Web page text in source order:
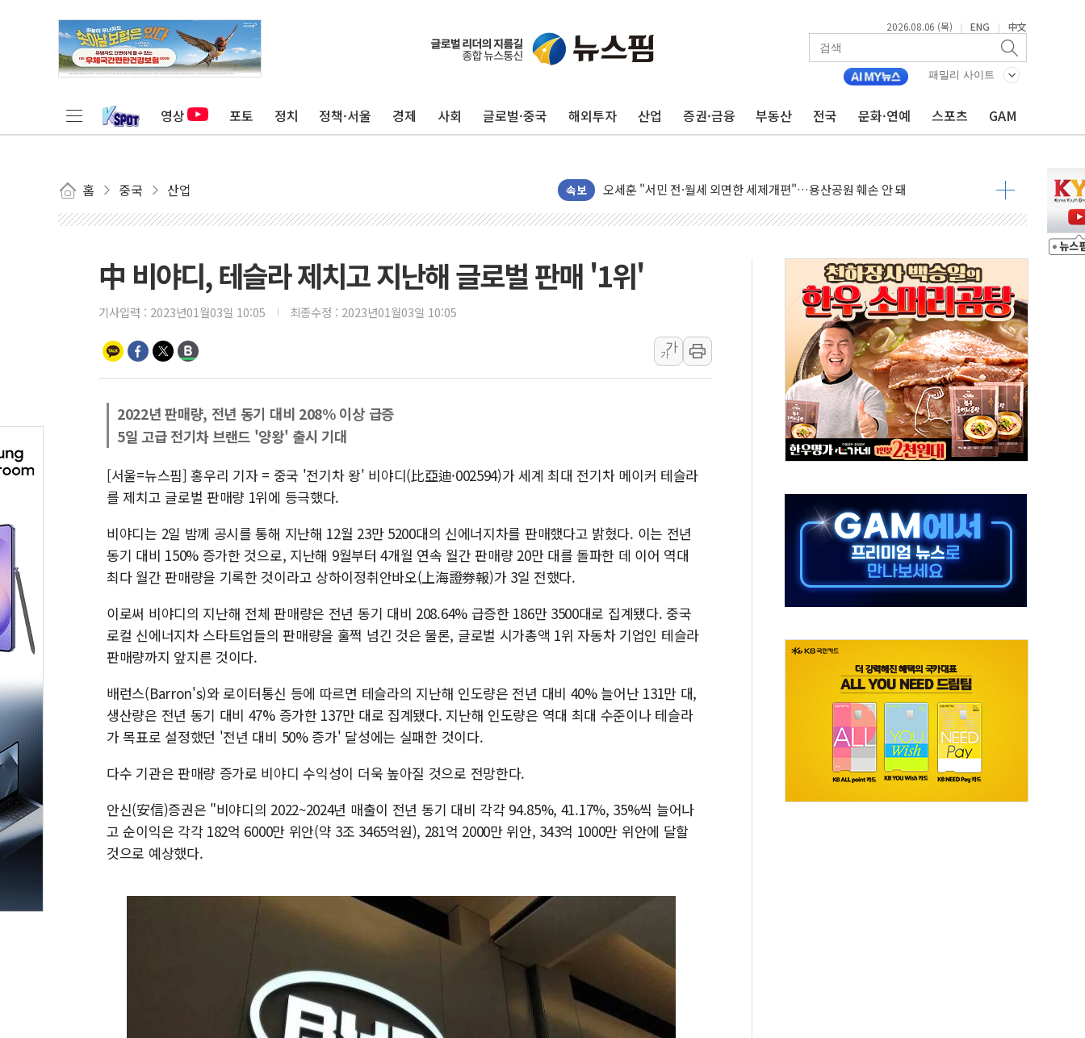
2026.08.06 (목) | ENG | 中文
패밀리 사이트
영상 포토 정치 정책·서울 경제 사회 글로벌·중국 해외투자 산업 증권·금융 부동산 전국 문화·연예 스포츠 GAM
홈 중국 산업 속보
[뉴스핌 이 시각 PICK] 李 "40도 폭염, 외신에서나 보던 일" 外
LG전자, IFA 2026서 '차세대 AI 홈' 비전 공개
제이씨케미칼, 상반기 영업익 108% 증가
李대통령 "기후재난 뉴노멀…주거·전력 인프라 개선 예산 반영 검토"
보훈부 "노태우 참배 계획 없다"…전직 대통령 예우 대상 제외·국민 정서 고려
온코닉테라퓨틱스 '자큐보', 인도 품목허가…해외 첫 허가
현대百 지주체제 '마지막 퍼즐'…현대홈쇼핑 1.2조 투자자산 떼낸다
'檢 합수본 참여' 여부 논란...법조계 "법적근거 없어, 위법수집증거 가능성"
中 '항생제 개구리' 파장 확산, 식품안전 점검 강화
'엔화 방어 공조'라는 이름의 베선트식 QE..."연준에 부담 가중"
청와대 "조희대 대법원장 탄핵 공감, 사실 아니다…대법관 신속 제청 해야"
서울 최고 기온 39도 기록
李대통령 "40도 폭염, 외신에서나 보던 일"…전방위 대응 지시
법무법인 YK, 교정위원 중앙협의회와 맞손…수용자·가족 법률지원 확대
컴투스, 8일부터 서머너즈 워 챔피언십 개최
中 비야디, 테슬라 제치고 지난해 글로벌 판매 '1위'
기사입력 : 2023년01월03일 10:05 최종수정 : 2023년01월03일 10:05
가
가
2022년 판매량, 전년 동기 대비 208% 이상 급증
5일 고급 전기차 브랜드 '양왕' 출시 기대
[서울=뉴스핌] 홍우리 기자 = 중국 '전기차 왕' 비야디(比亞迪·002594)가 세계 최대 전기차 메이커 테슬라
를 제치고 글로벌 판매량 1위에 등극했다.
비야디는 2일 밤께 공시를 통해 지난해 12월 23만 5200대의 신에너지차를 판매했다고 밝혔다. 이는 전년
동기 대비 150% 증가한 것으로, 지난해 9월부터 4개월 연속 월간 판매량 20만 대를 돌파한 데 이어 역대
최다 월간 판매량을 기록한 것이라고 상하이정취안바오(上海證券報)가 3일 전했다.
이로써 비야디의 지난해 전체 판매량은 전년 동기 대비 208.64% 급증한 186만 3500대로 집계됐다. 중국
로컬 신에너지차 스타트업들의 판매량을 훌쩍 넘긴 것은 물론, 글로벌 시가총액 1위 자동차 기업인 테슬라
판매량까지 앞지른 것이다.
배런스(Barron's)와 로이터통신 등에 따르면 테슬라의 지난해 인도량은 전년 대비 40% 늘어난 131만 대,
생산량은 전년 동기 대비 47% 증가한 137만 대로 집계됐다. 지난해 인도량은 역대 최대 수준이나 테슬라
가 목표로 설정했던 '전년 대비 50% 증가' 달성에는 실패한 것이다.
다수 기관은 판매량 증가로 비야디 수익성이 더욱 높아질 것으로 전망한다.
안신(安信)증권은 "비야디의 2022~2024년 매출이 전년 동기 대비 각각 94.85%, 41.17%, 35%씩 늘어나
고 순이익은 각각 182억 6000만 위안(약 3조 3465억원), 281억 2000만 위안, 343억 1000만 위안에 달할
것으로 예상했다.